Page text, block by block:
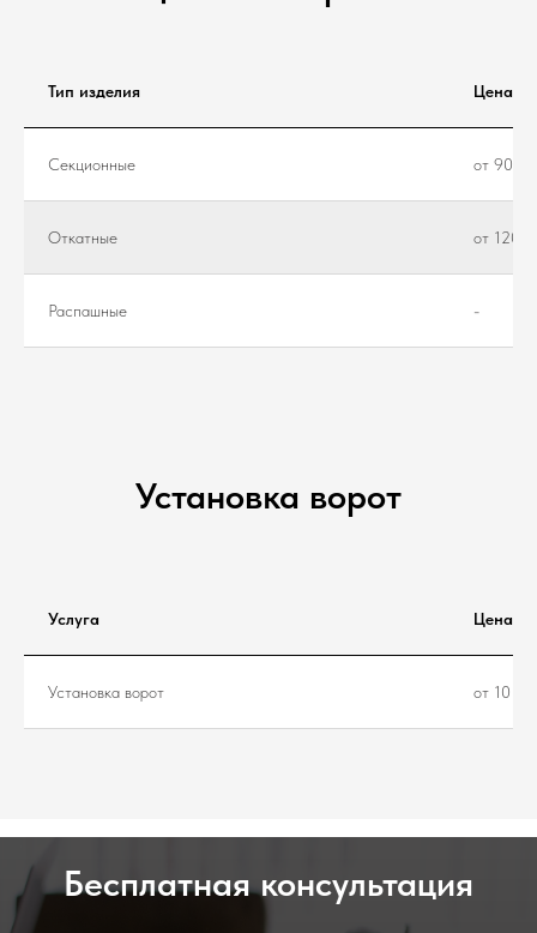
Тип изделия Цена
Секционные от 90
Откатные от 120
Распашные -
Установка ворот
Услуга Цена
Установка ворот от 10
Бесплатная консультация